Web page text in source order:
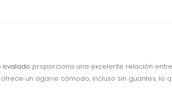
ovalado proporciona una excelente relación
un agarre cómodo, incluso sin guantes, lo